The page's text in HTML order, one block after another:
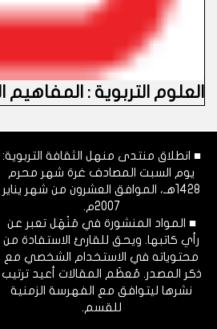
العلوم التربوية : المفاهيم
■ انطلاق منتدى منهل الثقافة التربوية:
يوم السبت المصادف غرة شهر محرم
1428هـ، الموافق العشرون من شهر يناير
2007م.
■ المواد المنشورة في مَنْهَل تعبر عن
رأي كاتبها. ويحق للقارئ الاستفادة من
محتوياته في الاستخدام الشخصي مع
ذكر المصدر. مُعظَم المقالات أعيد ترتيب
نشرها ليتوافق مع الفهرسة الزمنية
للقسم.